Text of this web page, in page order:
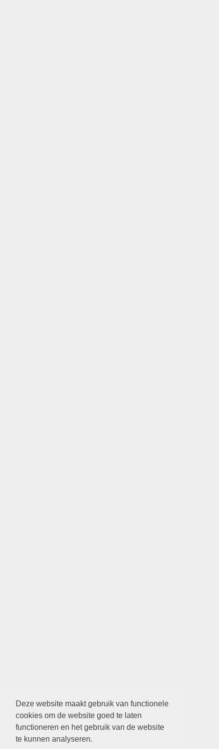
Deze website maakt gebruik van functionele
cookies om de website goed te laten
functioneren en het gebruik van de website
te kunnen analyseren.